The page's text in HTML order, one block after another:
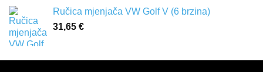
Ručica mjenjača VW Golf V (6 brzina)
31,65 €